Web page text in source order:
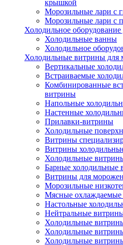
крышкой
Морозильные лари с
Морозильные лари с
Холодильное оборудование
Холодильные ванны
Холодильное
Холодильные витрины для
Вертикальные
Встраиваемые
Комбинированные
витрины
Напольные
Настенные
Прилавки-витрины
Холодильные
Витрины
Витрины
Холодильные
Барные холодильные
Витрины для
Морозильные
Мясные охлаждаемые
Настольные
Нейтральные
Холодильные
Холодильные
Холодильные